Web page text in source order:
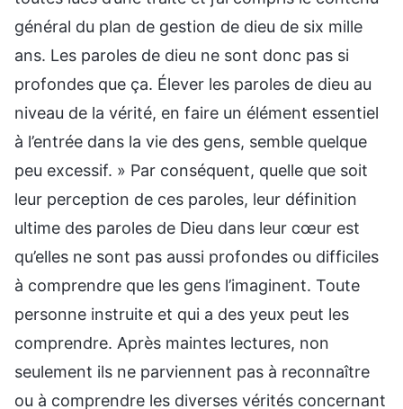
général du plan de gestion de dieu de six mille
ans. Les paroles de dieu ne sont donc pas si
profondes que ça. Élever les paroles de dieu au
niveau de la vérité, en faire un élément essentiel
à l’entrée dans la vie des gens, semble quelque
peu excessif. » Par conséquent, quelle que soit
leur perception de ces paroles, leur définition
ultime des paroles de Dieu dans leur cœur est
qu’elles ne sont pas aussi profondes ou difficiles
à comprendre que les gens l’imaginent. Toute
personne instruite et qui a des yeux peut les
comprendre. Après maintes lectures, non
seulement ils ne parviennent pas à reconnaître
ou à comprendre les diverses vérités concernant